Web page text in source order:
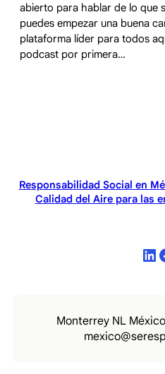
abierto para hablar de lo que
puedes empezar una buena
plataforma líder para todos
podcast por primera…
Responsabilidad Social en
Calidad del Aire para las
LinkedIn Facebook
Monterrey NL